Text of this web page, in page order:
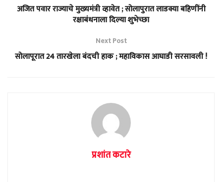
अजित पवार राज्याचे मुख्यमंत्री व्हावेत ; सोलापुरात लाडक्या बहिणींनी
रक्षाबंधनाला दिल्या शुभेच्छा
Next Post
सोलापूरात 24 तारखेला बंदची हाक ; महाविकास आघाडी सरसावली !
प्रशांत कटारे